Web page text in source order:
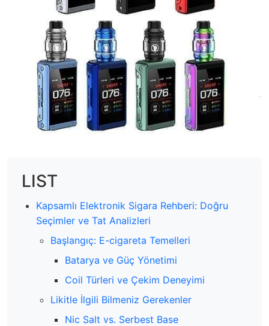
LIST
Kapsamlı Elektronik Sigara Rehberi: Doğru
Seçimler ve Tat Analizleri
Başlangıç: E-cigareta Temelleri
Batarya ve Güç Yönetimi
Coil Türleri ve Çekim Deneyimi
Likitle İlgili Bilmeniz Gerekenler
Nic Salt vs. Serbest Base